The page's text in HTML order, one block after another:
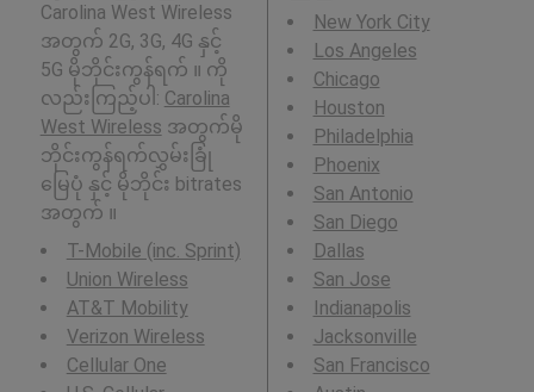
Carolina West Wireless
အတွက် 2G, 3G, 4G နှင့်
5G မိုဘိုင်းကွန်ရက် ။ ကို
လည်းကြည့်ပါ: Carolina
West Wireless အတွက်မို
ဘိုင်းကွန်ရက်လွှမ်းခြုံ
မြေပုံ နှင့် မိုဘိုင်း bitrates
အတွက် ။
T-Mobile (inc. Sprint)
Union Wireless
AT&T Mobility
Verizon Wireless
Cellular One
New York City
Los Angeles
Chicago
Houston
Philadelphia
Phoenix
San Antonio
San Diego
Dallas
San Jose
Indianapolis
Jacksonville
San Francisco